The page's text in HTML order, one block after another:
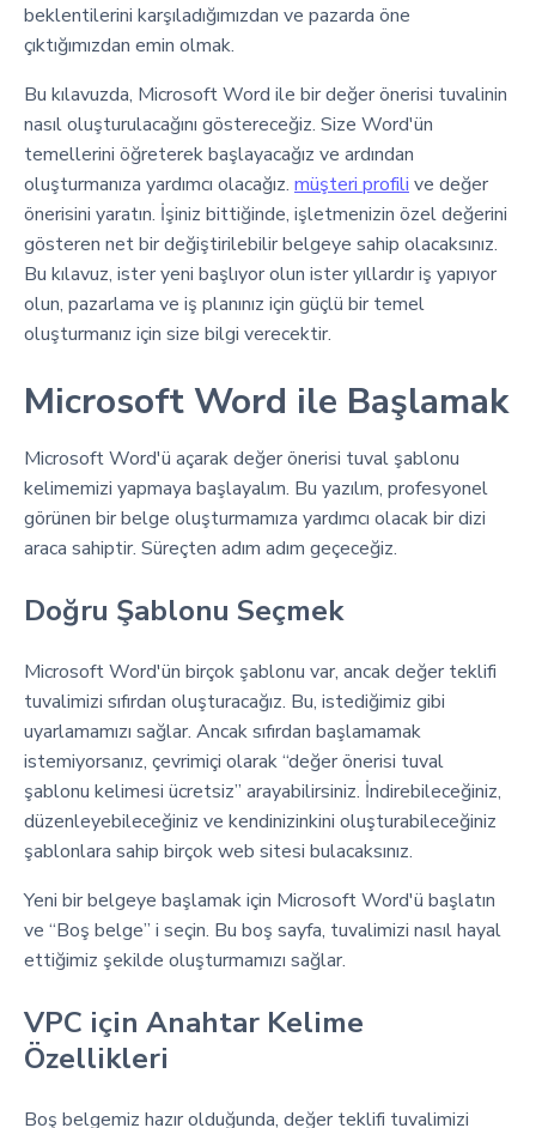
beklentilerini karşıladığımızdan ve pazarda öne
çıktığımızdan emin olmak.
Bu kılavuzda, Microsoft Word ile bir değer önerisi tuvalinin
nasıl oluşturulacağını göstereceğiz. Size Word'ün
temellerini öğreterek başlayacağız ve ardından
oluşturmanıza yardımcı olacağız. müşteri profili ve değer
önerisini yaratın. İşiniz bittiğinde, işletmenizin özel değerini
gösteren net bir değiştirilebilir belgeye sahip olacaksınız.
Bu kılavuz, ister yeni başlıyor olun ister yıllardır iş yapıyor
olun, pazarlama ve iş planınız için güçlü bir temel
oluşturmanız için size bilgi verecektir.
Microsoft Word ile Başlamak
Microsoft Word'ü açarak değer önerisi tuval şablonu
kelimemizi yapmaya başlayalım. Bu yazılım, profesyonel
görünen bir belge oluşturmamıza yardımcı olacak bir dizi
araca sahiptir. Süreçten adım adım geçeceğiz.
Doğru Şablonu Seçmek
Microsoft Word'ün birçok şablonu var, ancak değer teklifi
tuvalimizi sıfırdan oluşturacağız. Bu, istediğimiz gibi
uyarlamamızı sağlar. Ancak sıfırdan başlamamak
istemiyorsanız, çevrimiçi olarak “değer önerisi tuval
şablonu kelimesi ücretsiz” arayabilirsiniz. İndirebileceğiniz,
düzenleyebileceğiniz ve kendinizinkini oluşturabileceğiniz
şablonlara sahip birçok web sitesi bulacaksınız.
Yeni bir belgeye başlamak için Microsoft Word'ü başlatın
ve “Boş belge” i seçin. Bu boş sayfa, tuvalimizi nasıl hayal
ettiğimiz şekilde oluşturmamızı sağlar.
VPC için Anahtar Kelime
Özellikleri
Boş belgemiz hazır olduğunda, değer teklifi tuvalimizi